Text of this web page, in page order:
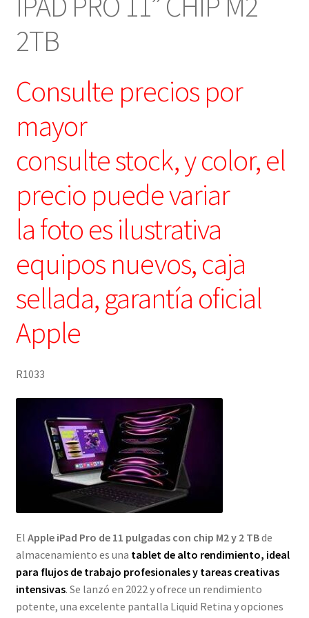
2TB
Consulte precios por
mayor
consulte stock, y color, el
precio puede variar
la foto es ilustrativa
equipos nuevos, caja
sellada, garantía oficial
Apple
R1033
El Apple iPad Pro de 11 pulgadas con chip M2 y 2 TBde
almacenamiento es una tablet de alto rendimiento, ideal
para flujos de trabajo profesionales y tareas creativas
intensivas. Se lanzó en 2022 y ofrece un rendimiento
potente, una excelente pantalla Liquid Retina y opciones